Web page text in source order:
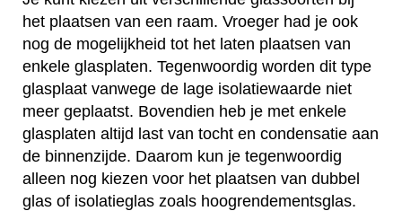
het plaatsen van een raam. Vroeger had je ook
nog de mogelijkheid tot het laten plaatsen van
enkele glasplaten. Tegenwoordig worden dit type
glasplaat vanwege de lage isolatiewaarde niet
meer geplaatst. Bovendien heb je met enkele
glasplaten altijd last van tocht en condensatie aan
de binnenzijde. Daarom kun je tegenwoordig
alleen nog kiezen voor het plaatsen van dubbel
glas of isolatieglas zoals hoogrendementsglas.